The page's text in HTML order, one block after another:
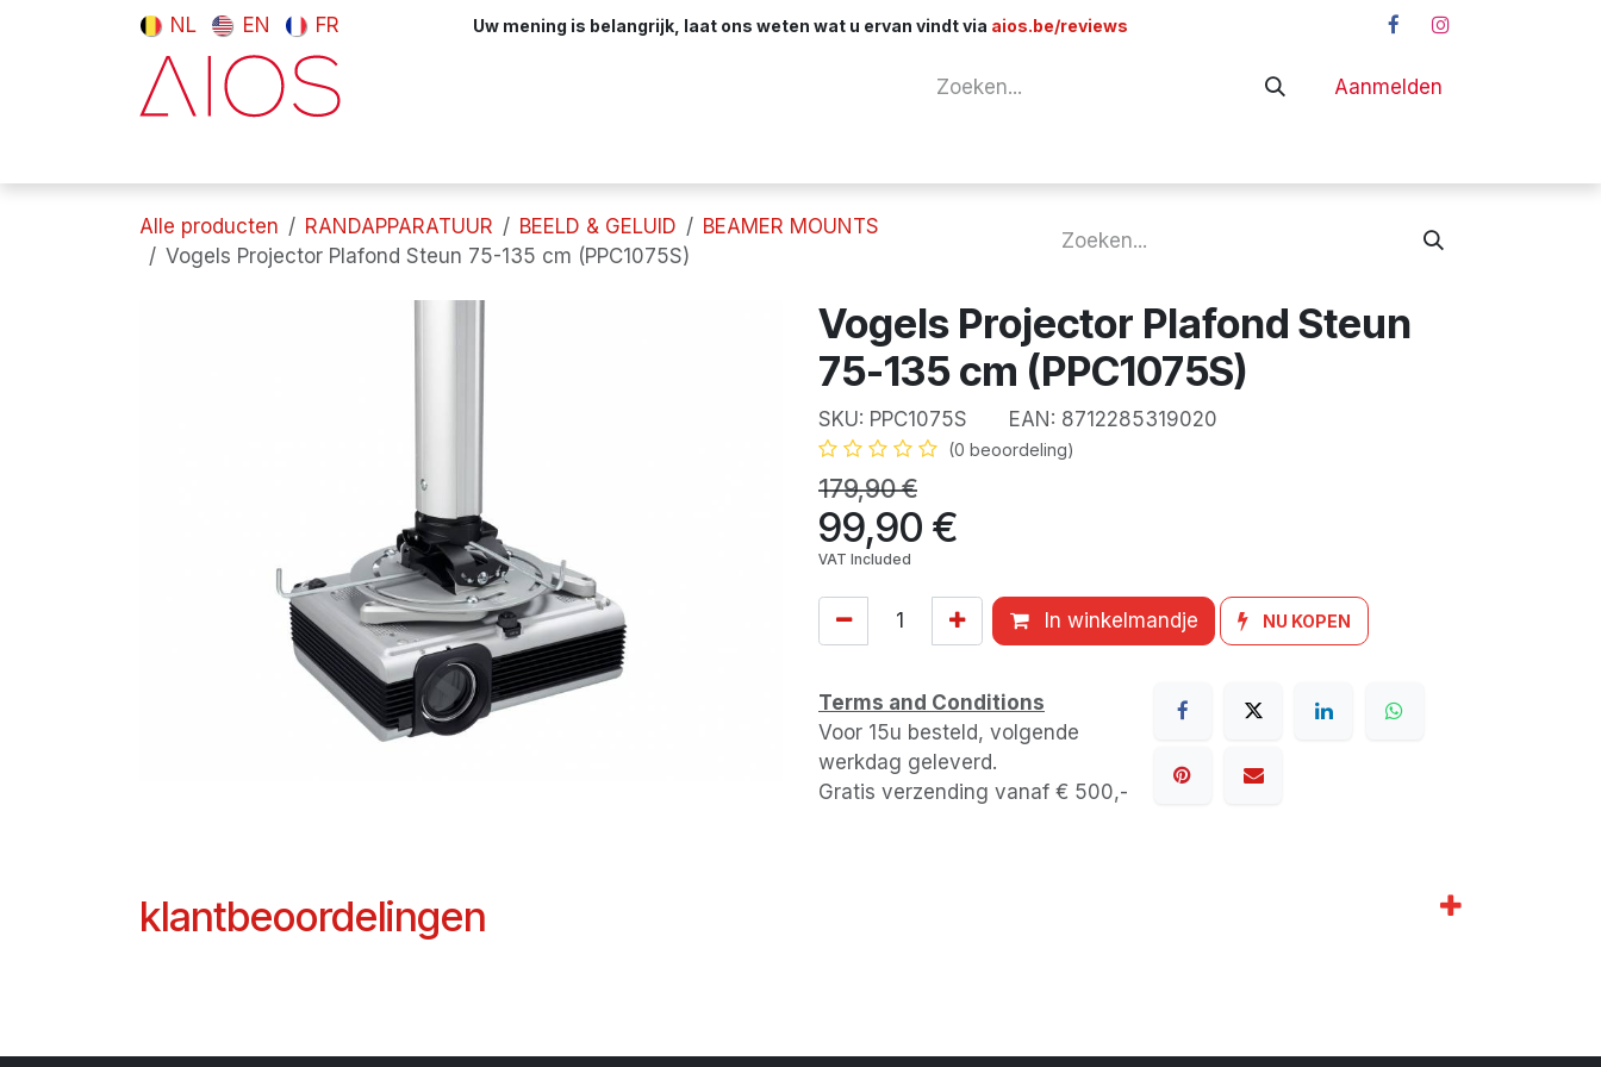
Overslaan naar inhoud
NL EN FR Uw mening is belangrijk, laat ons weten wat u ervan vindt via aios.be/reviews
Aanmelden
Alle producten RANDAPPARATUUR BEELD & GELUID
BEAMER MOUNTS
Vogels Projector Plafond Steun 75-135 cm (PPC1075S)
Vogels Projector Plafond Steun
75-135 cm (PPC1075S)
SKU: PPC1075S EAN: 8712285319020
(0 beoordeling)
179,90€
99,90 €
VAT Included
In winkelmandje NU KOPEN
Terms and Conditions
Voor 15u besteld, volgende
werkdag geleverd.
Gratis verzending vanaf € 500,-
klantbeoordelingen